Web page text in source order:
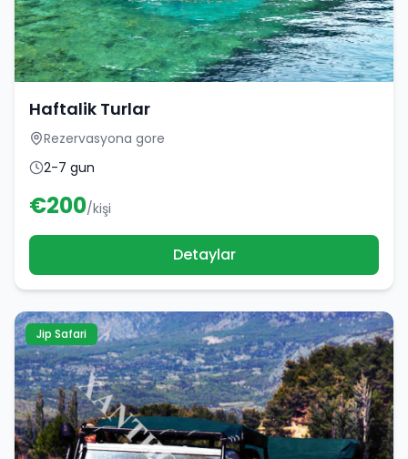
Haftalik Turlar
Rezervasyona gore
2-7 gun
€200/kişi
Detaylar
Jip Safari